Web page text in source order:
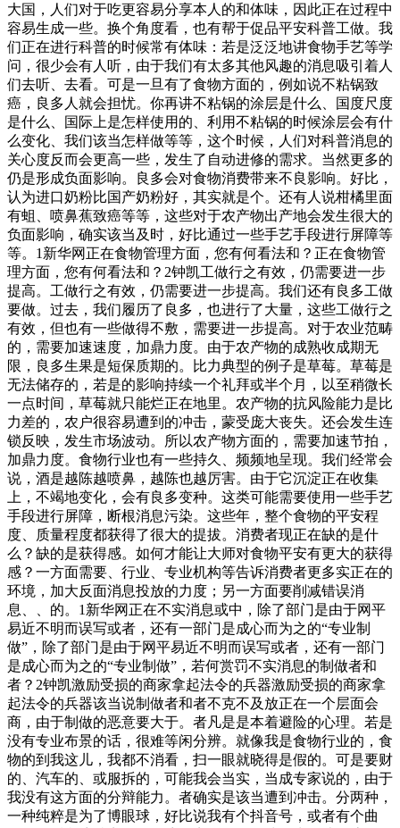
大国，人们对于吃更容易分享本人的和体味，因此正在过程中
容易生成一些。换个角度看，也有帮于促品平安科普工做。我
们正在进行科普的时候常有体味：若是泛泛地讲食物手艺等学
问，很少会有人听，由于我们有太多其他风趣的消息吸引着人
们去听、去看。可是一旦有了食物方面的，例如说不粘锅致
癌，良多人就会担忧。你再讲不粘锅的涂层是什么、国度尺度
是什么、国际上是怎样使用的、利用不粘锅的时候涂层会有什
么变化、我们该当怎样做等等，这个时候，人们对科普消息的
关心度反而会更高一些，发生了自动进修的需求。当然更多的
仍是形成负面影响。良多会对食物消费带来不良影响。好比，
认为进口奶粉比国产奶粉好，其实就是个。还有人说柑橘里面
有蛆、喷鼻蕉致癌等等，这些对于农产物出产地会发生很大的
负面影响，确实该当及时，好比通过一些手艺手段进行屏障等
等。1新华网正在食物管理方面，您有何看法和？正在食物管
理方面，您有何看法和？2钟凯工做行之有效，仍需要进一步
提高。工做行之有效，仍需要进一步提高。我们还有良多工做
要做。过去，我们履历了良多，也进行了大量，这些工做行之
有效，但也有一些做得不敷，需要进一步提高。对于农业范畴
的，需要加速速度，加鼎力度。由于农产物的成熟收成期无
限，良多生果是短保质期的。比力典型的例子是草莓。草莓是
无法储存的，若是的影响持续一个礼拜或半个月，以至稍微长
一点时间，草莓就只能烂正在地里。农产物的抗风险能力是比
力差的，农户很容易遭到的冲击，蒙受庞大丧失。还会发生连
锁反映，发生市场波动。所以农产物方面的，需要加速节拍，
加鼎力度。食物行业也有一些持久、频频地呈现。我们经常会
说，酒是越陈越喷鼻，越陈也越厉害。由于它沉淀正在收集
上，不竭地变化，会有良多变种。这类可能需要使用一些手艺
手段进行屏障，断根消息污染。这些年，整个食物的平安程
度、质量程度都获得了很大的提拔。消费者现正在缺的是什
么？缺的是获得感。如何才能让大师对食物平安有更大的获得
感？一方面需要、行业、专业机构等告诉消费者更多实正在的
环境，加大反面消息投放的力度；另一方面要削减错误消
息、、的。1新华网正在不实消息或中，除了部门是由于网平
易近不明而误写或者，还有一部门是成心而为之的“专业制
做”，除了部门是由于网平易近不明而误写或者，还有一部门
是成心而为之的“专业制做”，若何赏罚不实消息的制做者和
者？2钟凯激励受损的商家拿起法令的兵器激励受损的商家拿
起法令的兵器该当说制做者和者不克不及放正在一个层面会
商，由于制做的恶意要大于。者凡是是本着避险的心理。若是
没有专业布景的话，很难等闲分辨。就像我是食物行业的，食
物的到我这儿，我都不消看，扫一眼就晓得是假的。可是要财
的、汽车的、或服拆的，可能我会当实，当成专家说的，由于
我没有这方面的分辩能力。者确实是该当遭到冲击。分两种，
一种纯粹是为了博眼球，好比说我有个抖音号，或者有个曲